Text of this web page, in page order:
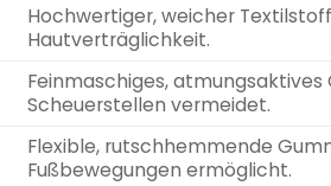
Hochwertiger, weicher
Hautverträglichkeit.
Feinmaschiges,
Scheuerstellen vermeidet.
Flexible, rutschhemmende
Fußbewegungen ermöglicht.